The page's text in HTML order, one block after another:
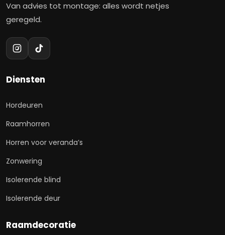
Van advies tot montage: alles wordt netjes
geregeld.
Diensten
Hordeuren
Raamhorren
Horren voor veranda’s
Zonwering
Isolerende blind
Isolerende deur
Raamdecoratie